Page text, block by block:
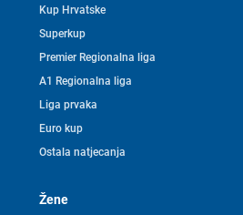
Kup Hrvatske
Superkup
Premier Regionalna liga
A1 Regionalna liga
Liga prvaka
Euro kup
Ostala natjecanja
Žene